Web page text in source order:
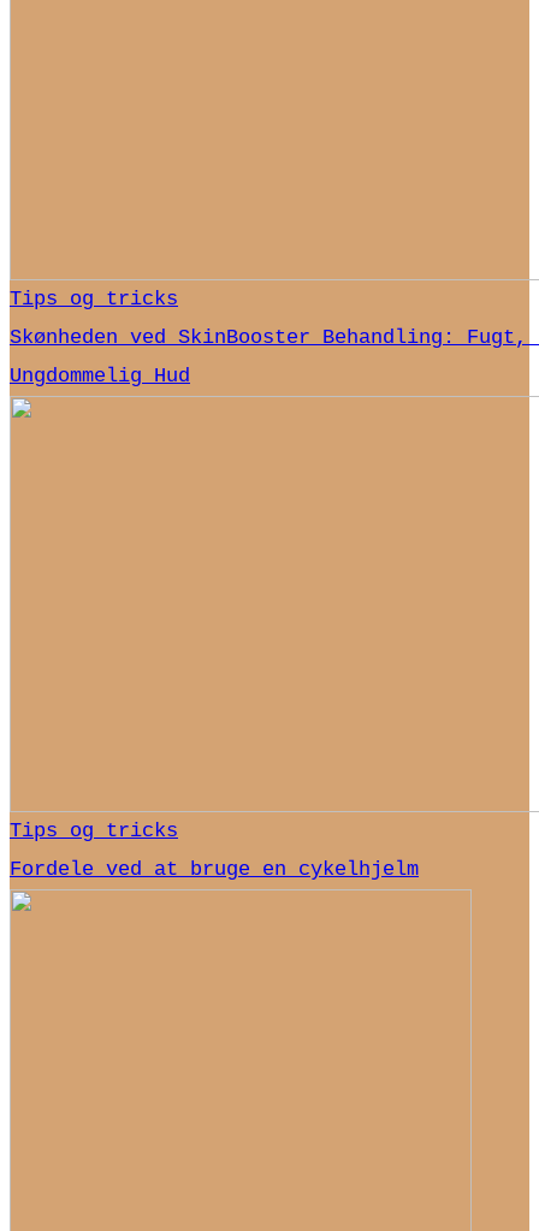
Tips og tricks
Skønheden ved SkinBooster Behandling: Fugt,
Ungdommelig Hud
Tips og tricks
Fordele ved at bruge en cykelhjelm